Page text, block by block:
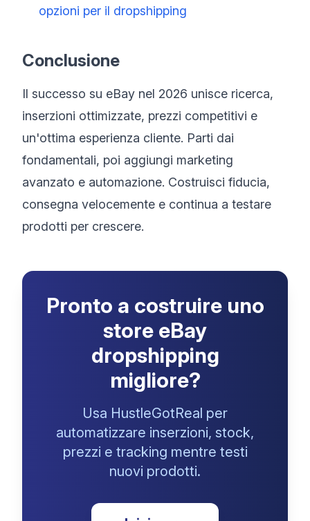
opzioni per il dropshipping
Conclusione
Il successo su eBay nel 2026 unisce ricerca,
inserzioni ottimizzate, prezzi competitivi e
un'ottima esperienza cliente. Parti dai
fondamentali, poi aggiungi marketing
avanzato e automazione. Costruisci fiducia,
consegna velocemente e continua a testare
prodotti per crescere.
Pronto a costruire uno
store eBay
dropshipping
migliore?
Usa HustleGotReal per
automatizzare inserzioni, stock,
prezzi e tracking mentre testi
nuovi prodotti.